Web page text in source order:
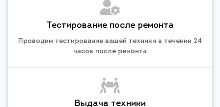
Тестирование после ремонта
Проводим тестирование вашей техники в течении 24
часов после ремонта
Выдача техники